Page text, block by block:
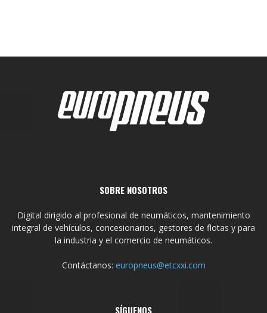
SOBRE NOSOTROS
Digital dirigido al profesional de neumáticos, mantenimiento
integral de vehículos, concesionarios, gestores de flotas y para
la industria y el comercio de neumáticos.
Contáctanos: europneus@etcxxi.com
SÍGUENOS